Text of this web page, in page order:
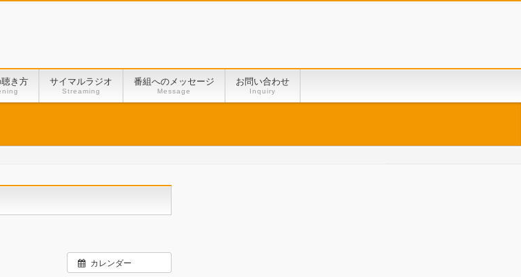
き方 サイマルラジオ
Streaming
番組へのメッセージ
Message
お問い合わせ
Inquiry
カレンダー